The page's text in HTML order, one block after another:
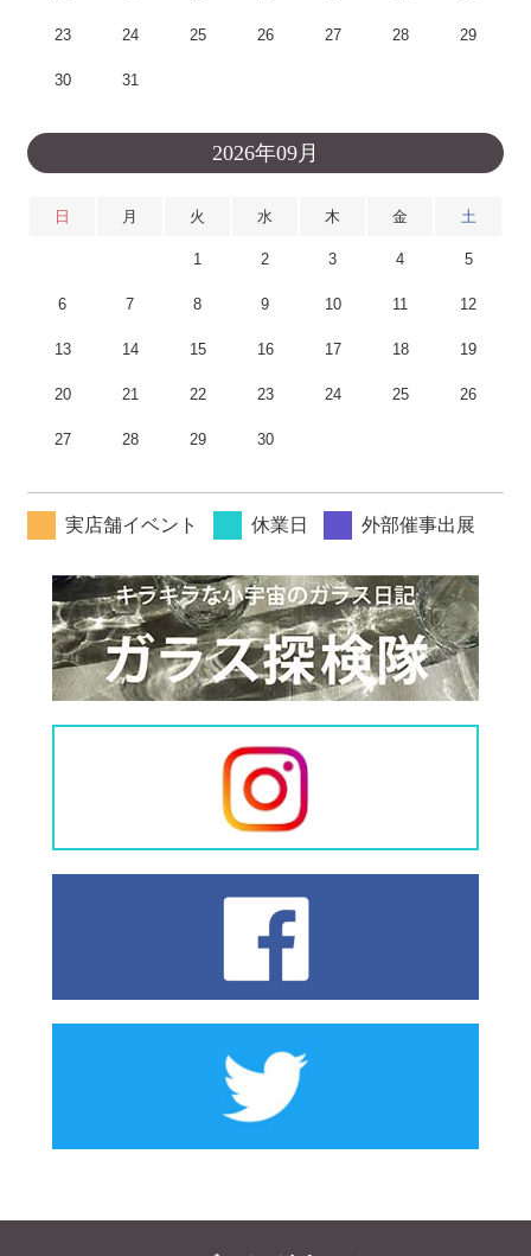
23 24 25 26 27 28 29
30 31
2026年09月
日 月 火 水 木 金 土
1 2 3 4 5
6 7 8 9 10 11 12
13 14 15 16 17 18 19
20 21 22 23 24 25 26
27 28 29 30
実店舗イベント 休業日 外部催事出展